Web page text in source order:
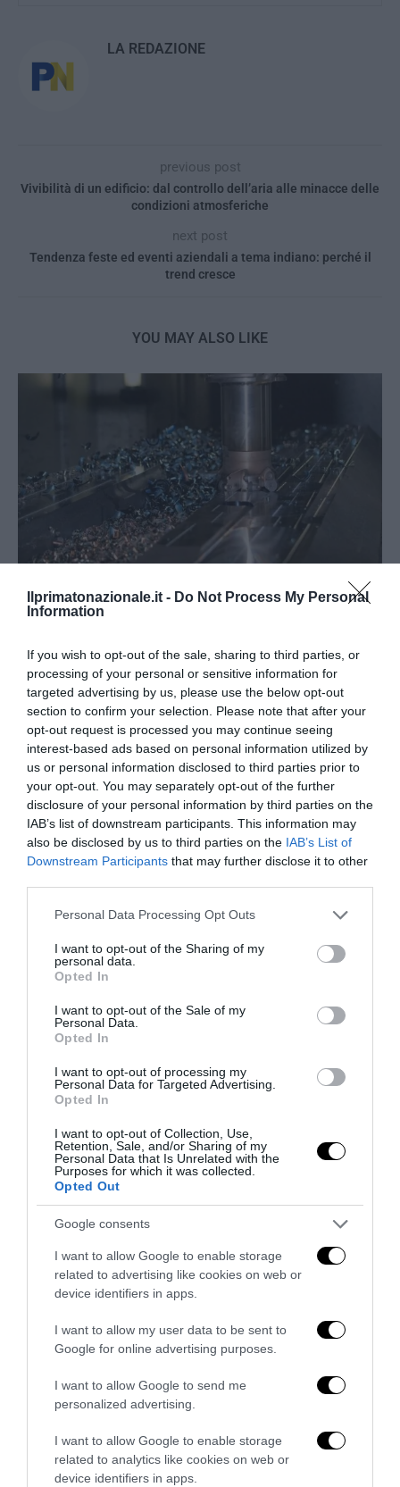
Ilprimatonazionale.it - Do Not Process My Personal
Information
If you wish to opt-out of the sale, sharing to third parties, or
processing of your personal or sensitive information for
targeted advertising by us, please use the below opt-out
section to confirm your selection. Please note that after your
opt-out request is processed you may continue seeing
interest-based ads based on personal information utilized by
us or personal information disclosed to third parties prior to
your opt-out. You may separately opt-out of the further
disclosure of your personal information by third parties on the
IAB’s list of downstream participants. This information may
also be disclosed by us to third parties on the IAB’s List of
Downstream Participants that may further disclose it to other
Please note that this website/app uses one or more Google
not limited to your visit or usage behaviour. You may click to
grant or deny consent to Google and its third-party tags to
use your data for below specified purposes in below Google
consent section.
Personal Data Processing Opt Outs
I want to opt-out of the Sharing of my
personal data.
Opted In
I want to opt-out of the Sale of my
Personal Data.
Opted In
I want to opt-out of processing my
Personal Data for Targeted Advertising.
Opted In
I want to opt-out of Collection, Use,
Retention, Sale, and/or Sharing of my
Personal Data that Is Unrelated with the
Purposes for which it was collected.
Opted Out
Google consents
I want to allow Google to enable storage
related to advertising like cookies on web or
device identifiers in apps.
I want to allow my user data to be sent to
Google for online advertising purposes.
I want to allow Google to send me
personalized advertising.
I want to allow Google to enable storage
related to analytics like cookies on web or
device identifiers in apps.
LA REDAZIONE
previous post
Vivibilità di un edificio: dal controllo dell’aria alle minacce delle
condizioni atmosferiche
next post
Tendenza feste ed eventi aziendali a tema indiano: perché il
trend cresce
YOU MAY ALSO LIKE
per compattare gli scarti...
3 Agosto 2026
Arriva SEO SERP, la suite italiana che scrive contenuti
rivoluzionando la gestione degli eventi live
27 Luglio 2026